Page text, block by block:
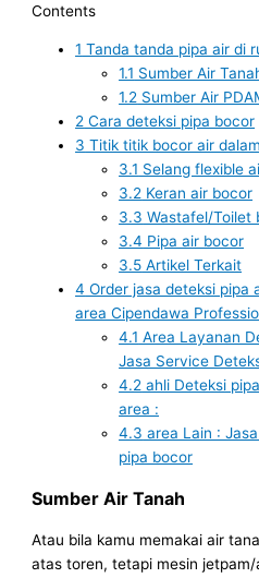
Contents
1 Tanda tanda pipa air di
1.1 Sumber Air
1.2 Sumber Air
2 Cara deteksi pipa bocor
3 Titik titik bocor air
3.1 Selang flexible
3.2 Keran air bocor
3.3 Wastafel/Toilet
3.4 Pipa air bocor
3.5 Artikel Terkait
4 Order jasa deteksi pipa
area Cipendawa
4.1 Area Layanan
Jasa Service
4.2 ahli Deteksi
area :
4.3 area Lain :
pipa bocor
Sumber Air Tanah
Atau bila kamu memakai air
atas toren, tetapi mesin